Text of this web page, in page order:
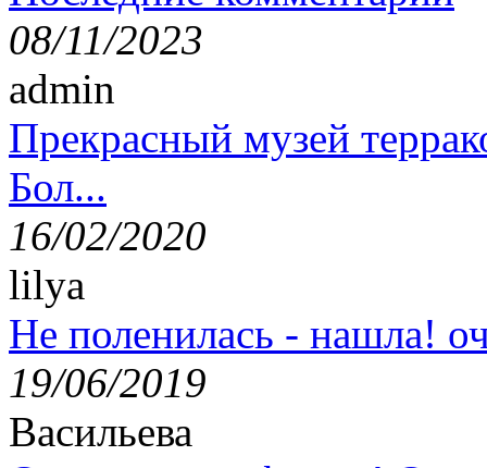
08/11/2023
admin
Прекрасный музей
Бол...
16/02/2020
lilya
Не поленилась - нашла!
19/06/2019
Васильева